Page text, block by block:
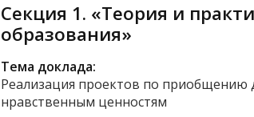
Секция 1. «Теория и
образования»
Тема доклада:
Реализация проектов по
нравственным ценностям